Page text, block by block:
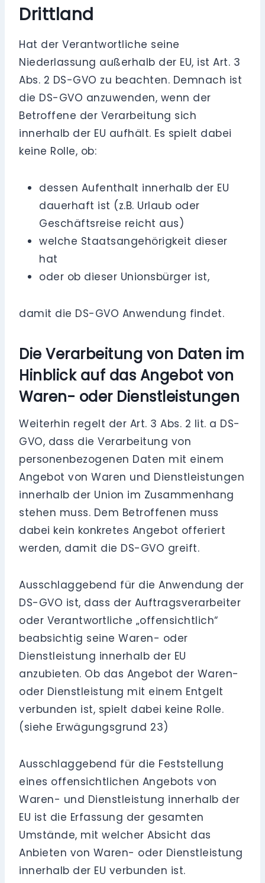
Drittland
Hat der Verantwortliche seine
Niederlassung außerhalb der EU, ist Art. 3
Abs. 2 DS-GVO zu beachten. Demnach ist
die DS-GVO anzuwenden, wenn der
Betroffene der Verarbeitung sich
innerhalb der EU aufhält. Es spielt dabei
keine Rolle, ob:
dessen Aufenthalt innerhalb der EU
dauerhaft ist (z.B. Urlaub oder
Geschäftsreise reicht aus)
welche Staatsangehörigkeit dieser
hat
oder ob dieser Unionsbürger ist,
damit die DS-GVO Anwendung findet.
Die Verarbeitung von Daten im
Hinblick auf das Angebot von
Waren- oder Dienstleistungen
Weiterhin regelt der Art. 3 Abs. 2 lit. a DS-
GVO, dass die Verarbeitung von
personenbezogenen Daten mit einem
Angebot von Waren und Dienstleistungen
innerhalb der Union im Zusammenhang
stehen muss. Dem Betroffenen muss
dabei kein konkretes Angebot offeriert
werden, damit die DS-GVO greift.
Ausschlaggebend für die Anwendung der
DS-GVO ist, dass der Auftragsverarbeiter
oder Verantwortliche „offensichtlich“
beabsichtig seine Waren- oder
Dienstleistung innerhalb der EU
anzubieten. Ob das Angebot der Waren-
oder Dienstleistung mit einem Entgelt
verbunden ist, spielt dabei keine Rolle.
(siehe Erwägungsgrund 23)
Ausschlaggebend für die Feststellung
eines offensichtlichen Angebots von
Waren- und Dienstleistung innerhalb der
EU ist die Erfassung der gesamten
Umstände, mit welcher Absicht das
Anbieten von Waren- oder Dienstleistung
innerhalb der EU verbunden ist.